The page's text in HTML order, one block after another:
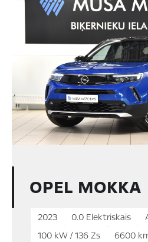
OPEL MOKKA
2023 0.0 Elektriskais
100 kW / 136 Zs
6600